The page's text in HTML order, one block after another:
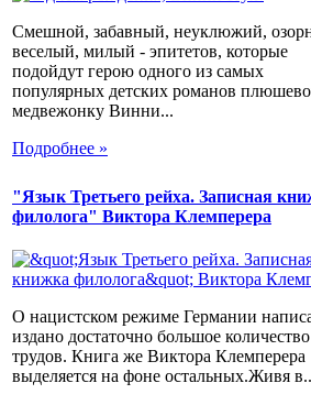
Смешной, забавный, неуклюжий,
веселый, милый - эпитетов, которые
подойдут герою одного из самых
популярных детских романов
медвежонку Винни...
Подробнее »
"Язык Третьего рейха. Записная
филолога" Виктора Клемперера
О нацистском режиме Германии
издано достаточно большое количество
трудов. Книга же Виктора Клемперера
выделяется на фоне остальных.Живя